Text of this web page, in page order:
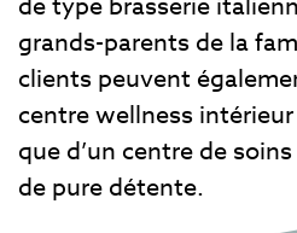
de type brasserie
grands-parents de la
clients peuvent
centre wellness
que d’un centre de
de pure détente.